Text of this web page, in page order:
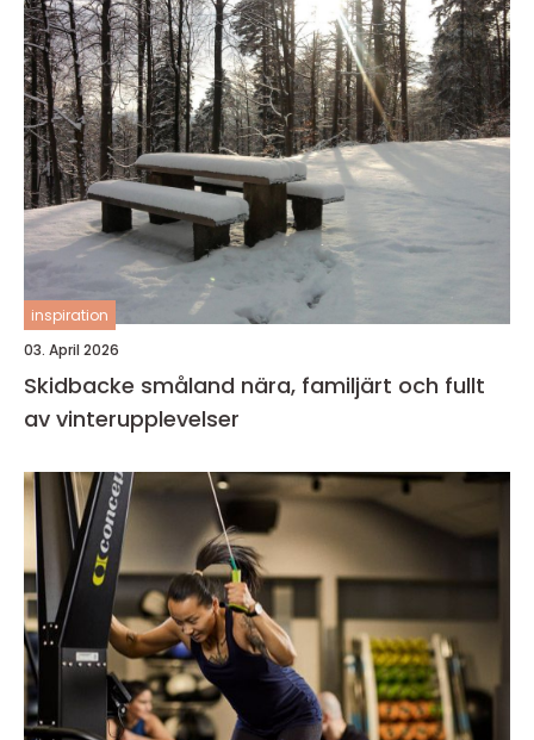
inspiration
03. April 2026
Skidbacke småland nära, familjärt och fullt
av vinterupplevelser